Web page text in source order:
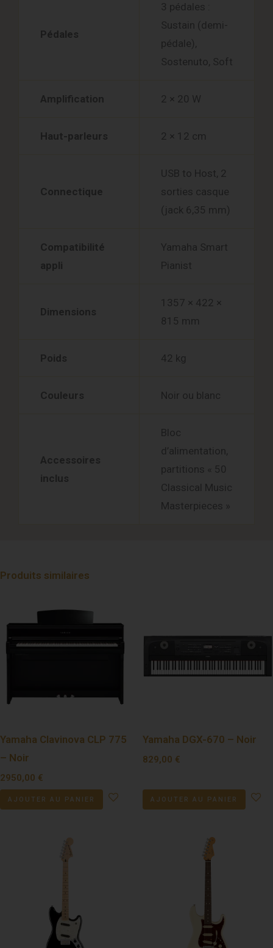
Pédales
3 pédales :
Sustain (demi-
pédale),
Sostenuto, Soft
Amplification 2 × 20 W
Haut-parleurs 2 × 12 cm
Connectique
USB to Host, 2
sorties casque
(jack 6,35 mm)
Compatibilité
appli
Yamaha Smart
Pianist
Dimensions
1357 × 422 ×
815 mm
Poids 42 kg
Couleurs Noir ou blanc
Accessoires
inclus
Bloc
d’alimentation,
partitions « 50
Classical Music
Masterpieces »
Produits similaires
Yamaha Clavinova CLP 775
– Noir
2950,00 €
AJOUTER AU PANIER
Yamaha DGX-670 – Noir
829,00 €
AJOUTER AU PANIER